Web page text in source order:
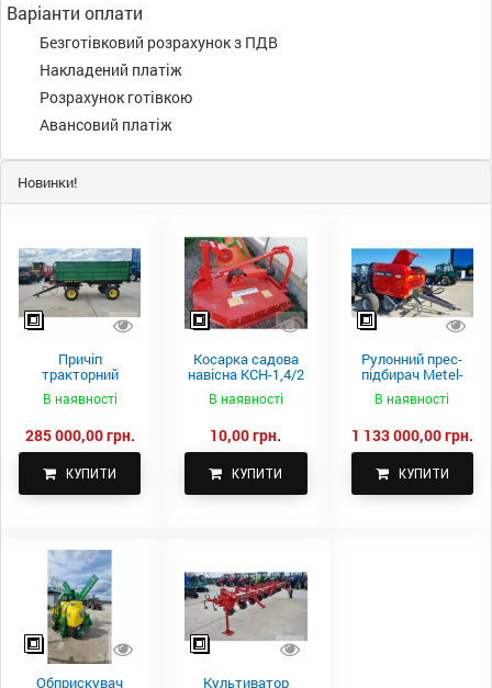
Варіанти оплати
Безготівковий розрахунок з ПДВ
Накладений платіж
Розрахунок готівкою
Авансовий платіж
Новинки!
Причіп
тракторний
самоскидний
Spike 2 ПТС-4
В наявності
285 000,00 грн.
КУПИТИ
Косарка садова
навісна КСН-1,4/2
В наявності
10,00 грн.
КУПИТИ
Рулонний прес-
підбирач Metel-
Fach Z 587
В наявності
1 133 000,00 грн.
КУПИТИ
Обприскувач Культиватор